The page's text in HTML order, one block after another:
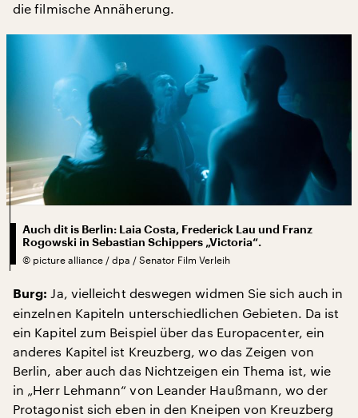
die filmische Annäherung.
Auch dit is Berlin: Laia Costa, Frederick Lau und Franz
Rogowski in Sebastian Schippers „Victoria“.
© picture alliance / dpa / Senator Film Verleih
Burg: Ja, vielleicht deswegen widmen Sie sich auch in
einzelnen Kapiteln unterschiedlichen Gebieten. Da ist
ein Kapitel zum Beispiel über das Europacenter, ein
anderes Kapitel ist Kreuzberg, wo das Zeigen von
Berlin, aber auch das Nichtzeigen ein Thema ist, wie
in „Herr Lehmann“ von Leander Haußmann, wo der
Protagonist sich eben in den Kneipen von Kreuzberg